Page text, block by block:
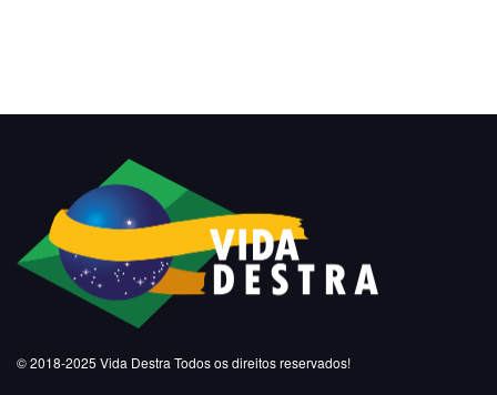
© 2018-2025 Vida Destra Todos os direitos reservados!